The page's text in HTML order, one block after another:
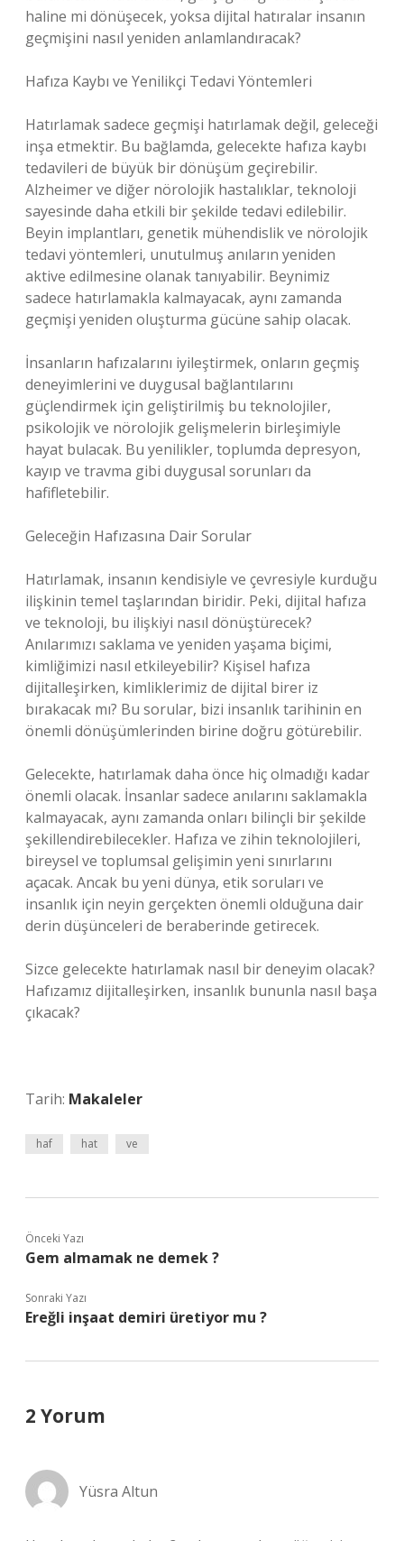
haline mi dönüşecek, yoksa dijital hatıralar insanın
geçmişini nasıl yeniden anlamlandıracak?
Hafıza Kaybı ve Yenilikçi Tedavi Yöntemleri
Hatırlamak sadece geçmişi hatırlamak değil, geleceği
inşa etmektir. Bu bağlamda, gelecekte hafıza kaybı
tedavileri de büyük bir dönüşüm geçirebilir.
Alzheimer ve diğer nörolojik hastalıklar, teknoloji
sayesinde daha etkili bir şekilde tedavi edilebilir.
Beyin implantları, genetik mühendislik ve nörolojik
tedavi yöntemleri, unutulmuş anıların yeniden
aktive edilmesine olanak tanıyabilir. Beynimiz
sadece hatırlamakla kalmayacak, aynı zamanda
geçmişi yeniden oluşturma gücüne sahip olacak.
İnsanların hafızalarını iyileştirmek, onların geçmiş
deneyimlerini ve duygusal bağlantılarını
güçlendirmek için geliştirilmiş bu teknolojiler,
psikolojik ve nörolojik gelişmelerin birleşimiyle
hayat bulacak. Bu yenilikler, toplumda depresyon,
kayıp ve travma gibi duygusal sorunları da
hafifletebilir.
Geleceğin Hafızasına Dair Sorular
Hatırlamak, insanın kendisiyle ve çevresiyle kurduğu
ilişkinin temel taşlarından biridir. Peki, dijital hafıza
ve teknoloji, bu ilişkiyi nasıl dönüştürecek?
Anılarımızı saklama ve yeniden yaşama biçimi,
kimliğimizi nasıl etkileyebilir? Kişisel hafıza
dijitalleşirken, kimliklerimiz de dijital birer iz
bırakacak mı? Bu sorular, bizi insanlık tarihinin en
önemli dönüşümlerinden birine doğru götürebilir.
Gelecekte, hatırlamak daha önce hiç olmadığı kadar
önemli olacak. İnsanlar sadece anılarını saklamakla
kalmayacak, aynı zamanda onları bilinçli bir şekilde
şekillendirebilecekler. Hafıza ve zihin teknolojileri,
bireysel ve toplumsal gelişimin yeni sınırlarını
açacak. Ancak bu yeni dünya, etik soruları ve
insanlık için neyin gerçekten önemli olduğuna dair
derin düşünceleri de beraberinde getirecek.
Sizce gelecekte hatırlamak nasıl bir deneyim olacak?
Hafızamız dijitalleşirken, insanlık bununla nasıl başa
çıkacak?
Tarih: Makaleler
haf hat ve
Önceki Yazı
Gem almamak ne demek ?
Sonraki Yazı
Ereğli inşaat demiri üretiyor mu ?
2 Yorum
Yüsra Altun